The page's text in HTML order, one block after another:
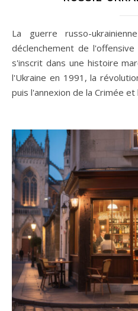
La guerre russo-ukrainienne ne se résume pas au
déclenchement de
s'inscrit dans une histoire
l'Ukraine en 1991, la
puis l'annexion de la Crimée et